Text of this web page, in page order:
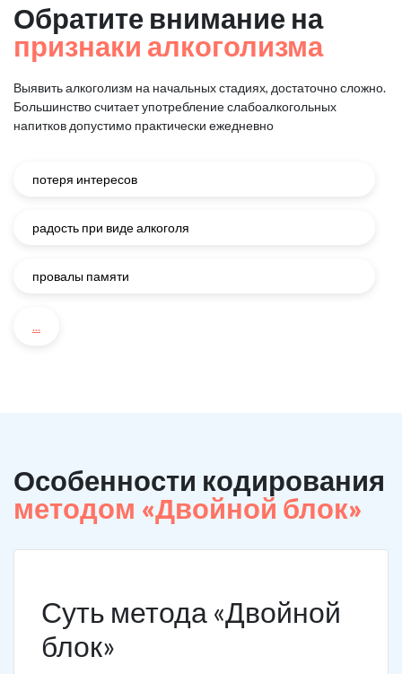
Обратите внимание на
признаки алкоголизма
Выявить алкоголизм на начальных стадиях, достаточно сложно.
Большинство считает употребление слабоалкогольных
напитков допустимо практически ежедневно
потеря интересов
радость при виде алкоголя
провалы памяти
...
Особенности кодирования
методом «Двойной блок»
Суть метода «Двойной
блок»